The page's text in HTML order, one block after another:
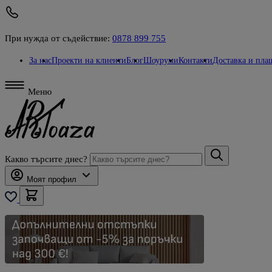
При нужда от съдействие: 0878 899 755
За насПроекти на клиентиБлогШоурумиКонтактиДоставка и
Меню
Какво търсите днес?
Моят профил